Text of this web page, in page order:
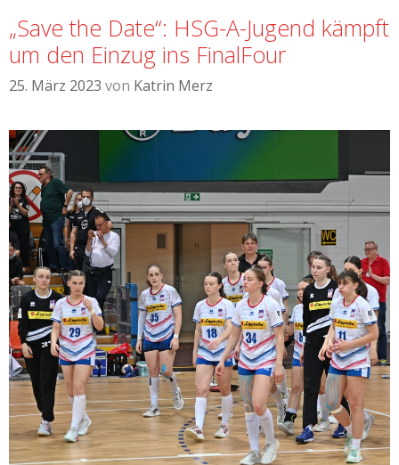
„Save the Date“: HSG-A-Jugend kämpft
um den Einzug ins FinalFour
25. März 2023 von Katrin Merz